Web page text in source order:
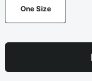
One Size